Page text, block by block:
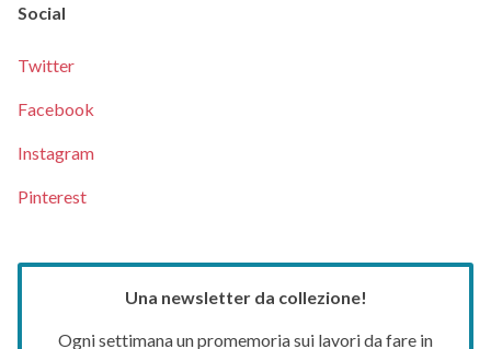
Social
Twitter
Facebook
Instagram
Pinterest
Una newsletter da collezione!
Ogni settimana un promemoria sui lavori da fare in